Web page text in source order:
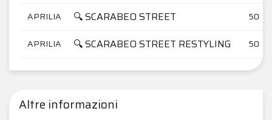
APRILIA 🔍 SCARABEO STREET 50
APRILIA 🔍 SCARABEO STREET RESTYLING 50
Altre informazioni